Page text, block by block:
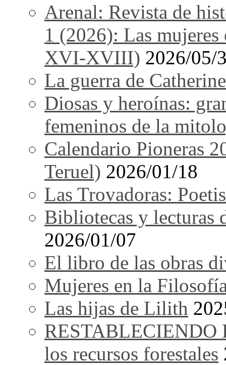
Arenal: Revista de
1 (2026): Las
XVI-XVIII) 2026/05/
La guerra de Catherine
Diosas y heroínas:
femeninos de la
Calendario Pioneras
Teruel) 2026/01/18
Las Trovadoras:
Bibliotecas y lecturas
2026/01/07
El libro de las obras
Mujeres en la
Las hijas de Lilith
RESTABLECIENDO
los recursos forestales